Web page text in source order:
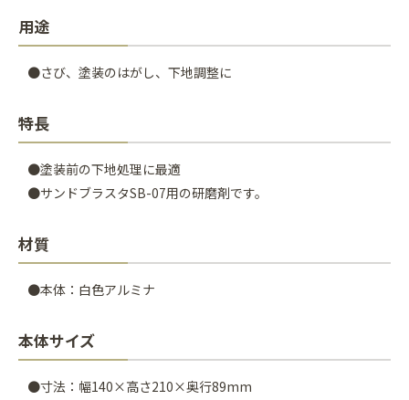
用途
●さび、塗装のはがし、下地調整に
特長
●塗装前の下地処理に最適
●サンドブラスタSB-07用の研磨剤です。
材質
●本体：白色アルミナ
本体サイズ
●寸法：幅140×高さ210×奥行89mm